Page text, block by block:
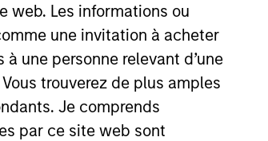
web. Les informations ou
une invitation à acheter
une personne relevant d’une
trouverez de plus amples
Je comprends
par ce site web sont